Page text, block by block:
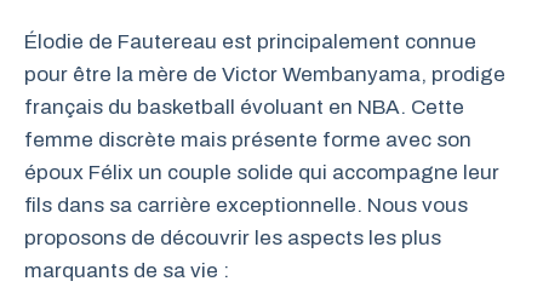
Élodie de Fautereau est principalement connue
pour être la mère de Victor Wembanyama, prodige
français du basketball évoluant en NBA. Cette
femme discrète mais présente forme avec son
époux Félix un couple solide qui accompagne leur
fils dans sa carrière exceptionnelle. Nous vous
proposons de découvrir les aspects les plus
marquants de sa vie :